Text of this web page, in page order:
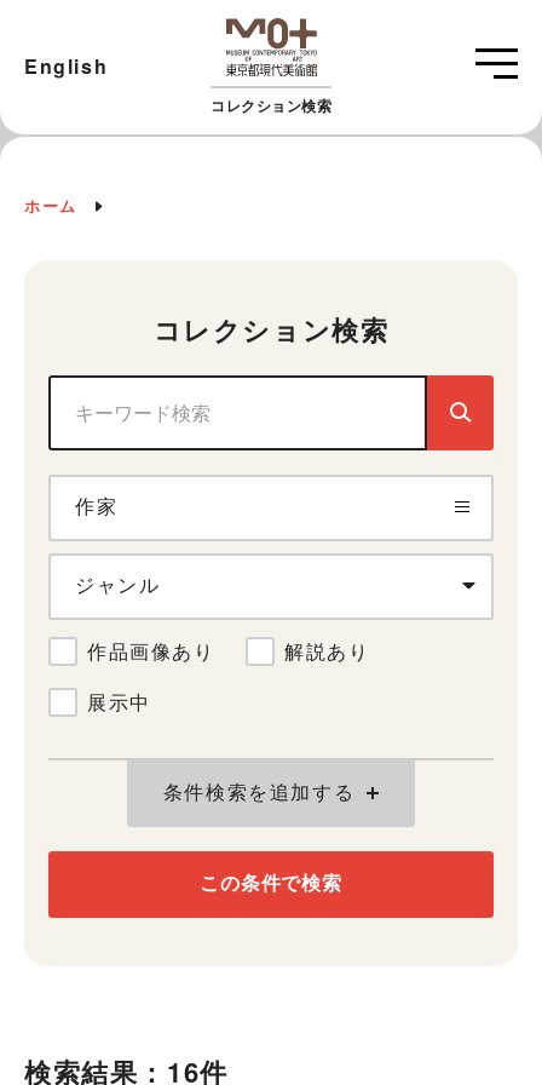
コレクション検索
English
ホーム
コレクション検索
作家
ジャンル
作品画像あり
解説あり
展示中
条件検索を追加する
この条件で検索
検索結果：16件